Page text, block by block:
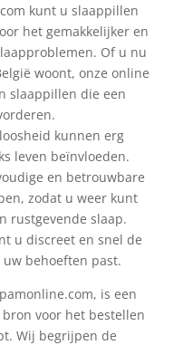
kunt u slaappillen
het gemakkelijker en
Of u nu
woont, onze online
slaappillen die een
kunnen erg
leven beïnvloeden.
en betrouwbare
zodat u weer kunt
rustgevende slaap.
u discreet en snel de
behoeften past.
is een
voor het bestellen
Wij begrijpen de